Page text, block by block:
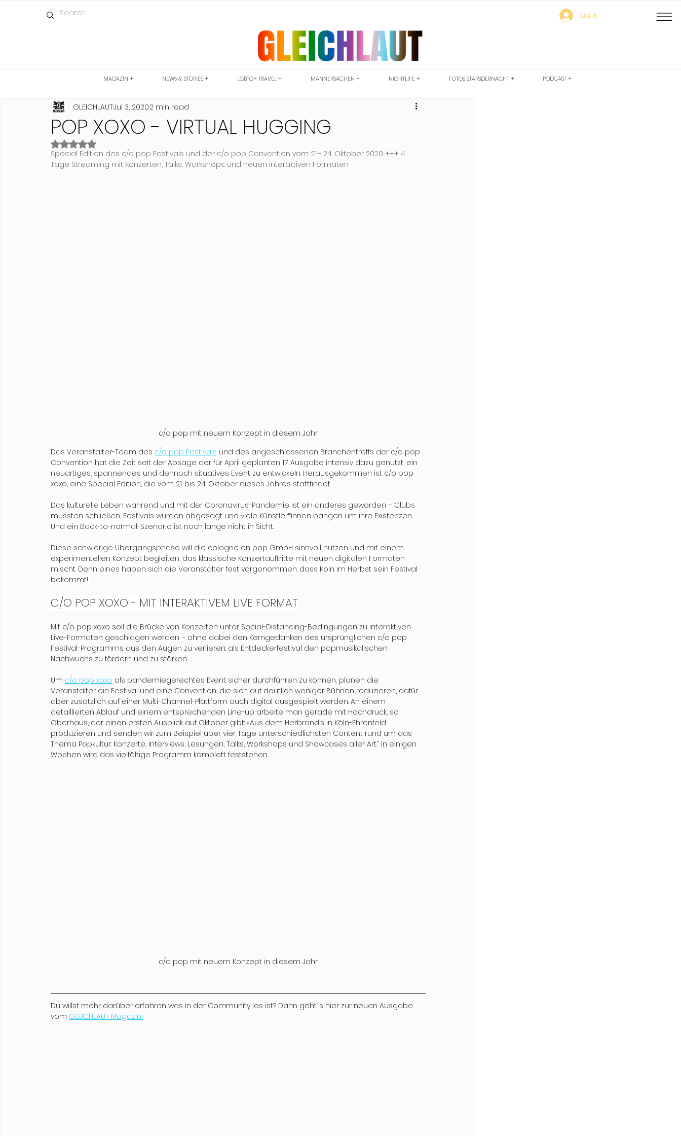
Log In
MAGAZIN + NEWS & STORIES + LGBTQ+ TRAVEL + MÄNNERSACHEN + NIGHTLIFE + FOTOS STARSDERNACHT + PODCAST +
POP XOXO - VIRTUAL HUGGING
GLEICHLAUTJul 3, 20202 min read
Rated NaN out of 5 stars.
Special Edition des c/o pop Festivals und der c/o pop Convention vom 21.– 24. Oktober 2020 +++ 4
Tage Streaming mit Konzerten, Talks, Workshops und neuen interaktiven Formaten
c/o pop mit neuem Konzept in diesem Jahr
Das Veranstalter-Team des c/o pop Festivals und des angeschlossenen Branchentreffs der c/o pop
Convention hat die Zeit seit der Absage der für April geplanten 17. Ausgabe intensiv dazu genutzt, ein
neuartiges, spannendes und dennoch situatives Event zu entwickeln. Herausgekommen ist c/o pop
xoxo, eine Special Edition, die vom 21. bis 24. Oktober dieses Jahres stattfindet.
Das kulturelle Leben während und mit der Coronavirus-Pandemie ist ein anderes geworden – Clubs
mussten schließen, Festivals wurden abgesagt und viele Künstler*innen bangen um ihre Existenzen.
Und ein Back-to-normal-Szenario ist noch lange nicht in Sicht.
Diese schwierige Übergangsphase will die cologne on pop GmbH sinnvoll nutzen und mit einem
experimentellen Konzept begleiten, das klassische Konzertauftritte mit neuen digitalen Formaten
mischt. Denn eines haben sich die Veranstalter fest vorgenommen: dass Köln im Herbst sein Festival
bekommt!
C/O POP XOXO - MIT INTERAKTIVEM LIVE FORMAT
Mit c/o pop xoxo soll die Brücke von Konzerten unter Social-Distancing-Bedingungen zu interaktiven
Live-Formaten geschlagen werden – ohne dabei den Kerngedanken des ursprünglichen c/o pop
Festival-Programms aus den Augen zu verlieren: als Entdeckerfestival den popmusikalischen
Nachwuchs zu fördern und zu stärken.
Um c/o pop xoxo als pandemiegerechtes Event sicher durchführen zu können, planen die
Veranstalter ein Festival und eine Convention, die sich auf deutlich weniger Bühnen reduzieren, dafür
aber zusätzlich auf einer Multi-Channel-Plattform auch digital ausgespielt werden. An einem
detaillierten Ablauf und einem entsprechenden Line-up arbeite man gerade mit Hochdruck, so
Oberhaus, der einen ersten Ausblick auf Oktober gibt: »Aus dem Herbrand’s in Köln-Ehrenfeld
produzieren und senden wir zum Beispiel über vier Tage unterschiedlichsten Content rund um das
Thema Popkultur: Konzerte, Interviews, Lesungen, Talks, Workshops und Showcases aller Art.“ In einigen
Wochen wird das vielfältige Programm komplett feststehen.
c/o pop mit neuem Konzept in diesem Jahr
Du willst mehr darüber erfahren was in der Community los ist? Dann geht´s hier zur neuen Ausgabe
vom GLEICHLAUT Magazin!